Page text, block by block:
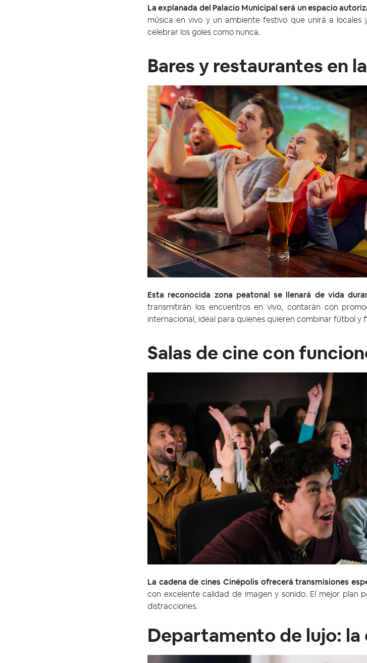
La explanada del Palacio Municipal será un espacio
música en vivo y un ambiente festivo que unirá a
celebrar los goles como nunca.
Bares y restaurantes en
Esta reconocida zona peatonal se llenará de vida
transmitirán los encuentros en vivo, contarán con
internacional, ideal para quienes quieren combinar fútbol y
Salas de cine con
La cadena de cines Cinépolis ofrecerá transmisiones
con excelente calidad de imagen y sonido. El mejor plan
distracciones.
Departamento de lujo: